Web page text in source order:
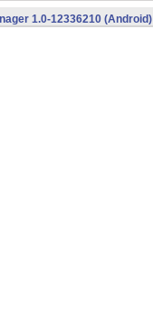
1.0-12336210 (Android)